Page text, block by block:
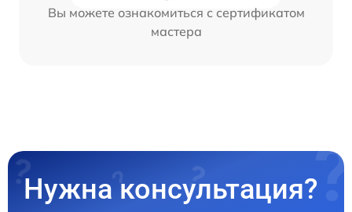
Вы можете ознакомиться с сертификатом
мастера
Нужна консультация?